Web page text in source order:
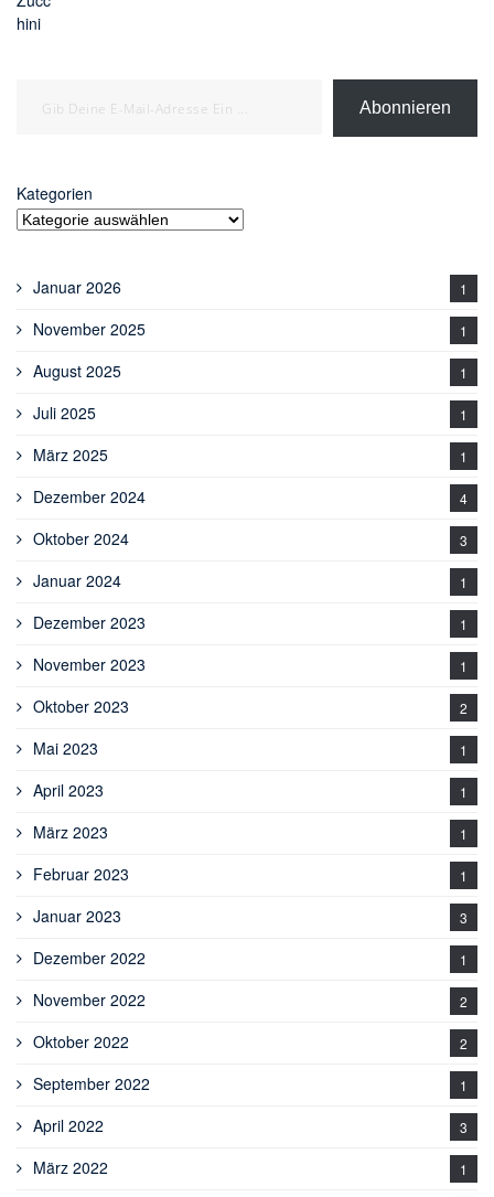
Abonnieren
Kategorien
Januar 2026 1
November 2025 1
August 2025 1
Juli 2025 1
März 2025 1
Dezember 2024 4
Oktober 2024 3
Januar 2024 1
Dezember 2023 1
November 2023 1
Oktober 2023 2
Mai 2023 1
April 2023 1
März 2023 1
Februar 2023 1
Januar 2023 3
Dezember 2022 1
November 2022 2
Oktober 2022 2
September 2022 1
April 2022 3
März 2022 1